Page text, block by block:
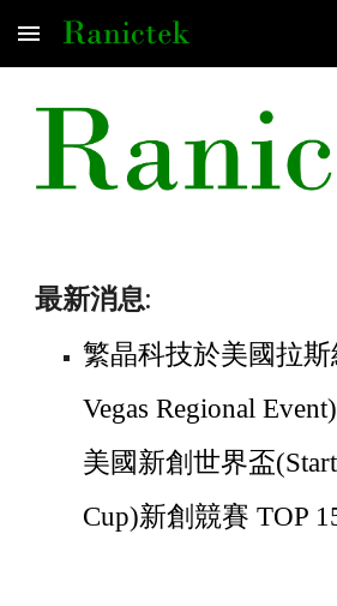
Skip to main content
最新消息:
繁晶科技於美國拉斯
Vegas Regional Event)
美國 新創世界盃
Cup)新創競賽 TOP